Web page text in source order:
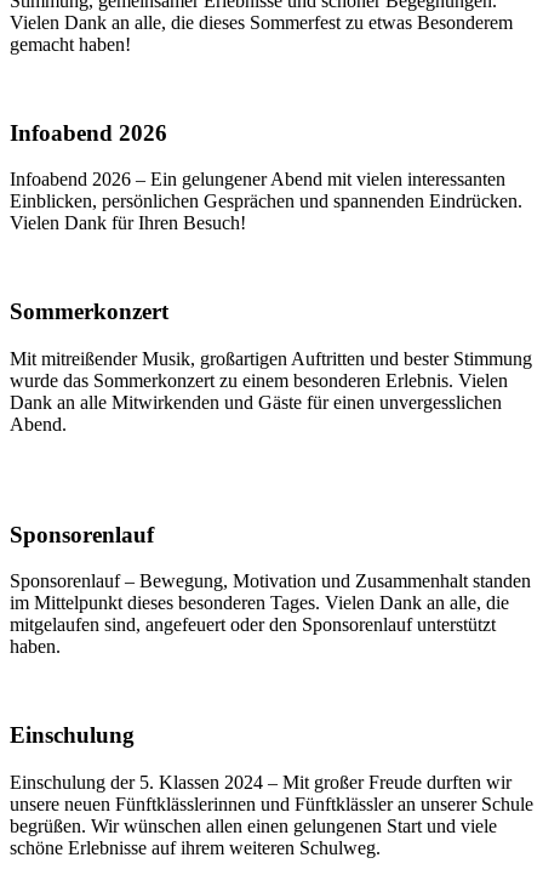
Vielen Dank an alle, die dieses Sommerfest zu etwas Besonderem
gemacht haben!
Infoabend 2026
Infoabend 2026 – Ein gelungener Abend mit vielen interessanten
Einblicken, persönlichen Gesprächen und spannenden Eindrücken.
Vielen Dank für Ihren Besuch!
Sommerkonzert
Mit mitreißender Musik, großartigen Auftritten und bester Stimmung
wurde das Sommerkonzert zu einem besonderen Erlebnis. Vielen
Dank an alle Mitwirkenden und Gäste für einen unvergesslichen
Abend.
Sponsorenlauf
Sponsorenlauf – Bewegung, Motivation und Zusammenhalt standen
im Mittelpunkt dieses besonderen Tages. Vielen Dank an alle, die
mitgelaufen sind, angefeuert oder den Sponsorenlauf unterstützt
haben.
Einschulung
Einschulung der 5. Klassen 2024 – Mit großer Freude durften wir
unsere neuen Fünftklässlerinnen und Fünftklässler an unserer Schule
begrüßen. Wir wünschen allen einen gelungenen Start und viele
schöne Erlebnisse auf ihrem weiteren Schulweg.